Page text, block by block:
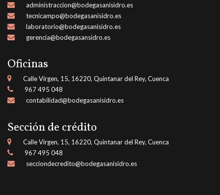
administraccion@bodegasanisidro.es
tecnicampo@bodegasanisidro.es
laboratorio@bodegasanisidro.es
gerencia@bodegasansidro.es
Oficinas
Calle Virgen, 15, 16220, Quintanar del Rey, Cuenca
967 495 048
contabilidad@bodegasanisidro.es
Sección de crédito
Calle Virgen, 15, 16220, Quintanar del Rey, Cuenca
967 495 048
secciondecredito@bodegasanisidro.es